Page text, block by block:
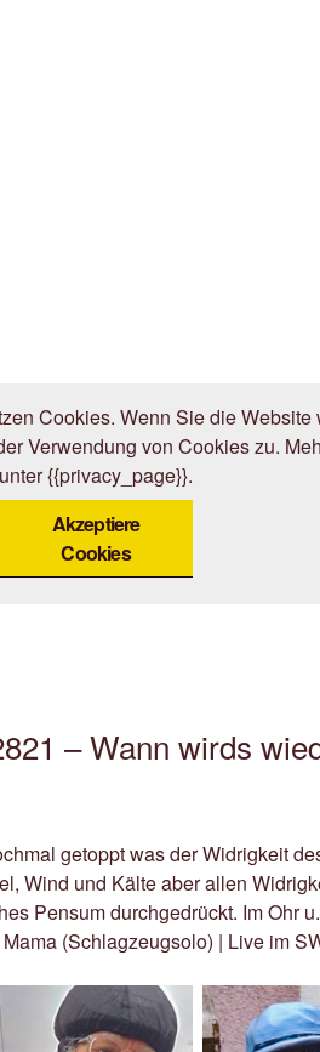
Cookies. Wenn Sie die Website
Verwendung von Cookies zu.
unter {{privacy_page}}.
Akzeptiere
Cookies
– Wann wirds
getoppt was der Widrigkeit
Wind und Kälte aber allen
Pensum durchgedrückt. Im Ohr
(Schlagzeugsolo) | Live im